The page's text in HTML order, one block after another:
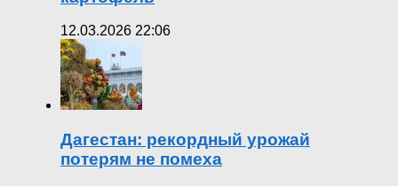
12.03.2026 22:06
Дагестан: рекордный урожай
потерям не помеха